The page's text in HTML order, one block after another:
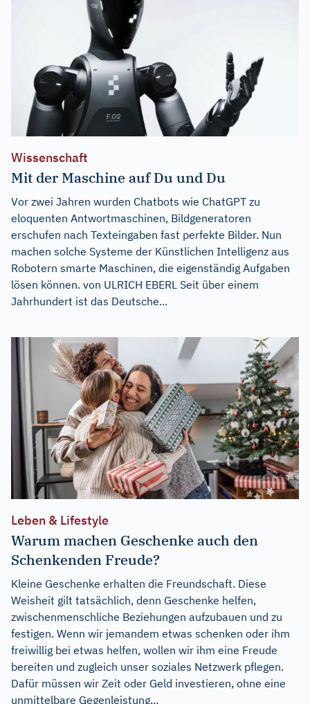
Wissenschaft
Mit der Maschine auf Du und Du
Vor zwei Jahren wurden Chatbots wie ChatGPT zu
eloquenten Antwortmaschinen, Bildgeneratoren
erschufen nach Texteingaben fast perfekte Bilder. Nun
machen solche Systeme der Künstlichen Intelligenz aus
Robotern smarte Maschinen, die eigenständig Aufgaben
lösen können. von ULRICH EBERL Seit über einem
Jahrhundert ist das Deutsche...
Leben & Lifestyle
Warum machen Geschenke auch den
Schenkenden Freude?
Kleine Geschenke erhalten die Freundschaft. Diese
Weisheit gilt tatsächlich, denn Geschenke helfen,
zwischenmenschliche Beziehungen aufzubauen und zu
festigen. Wenn wir jemandem etwas schenken oder ihm
freiwillig bei etwas helfen, wollen wir ihm eine Freude
bereiten und zugleich unser soziales Netzwerk pflegen.
Dafür müssen wir Zeit oder Geld investieren, ohne eine
unmittelbare Gegenleistung...